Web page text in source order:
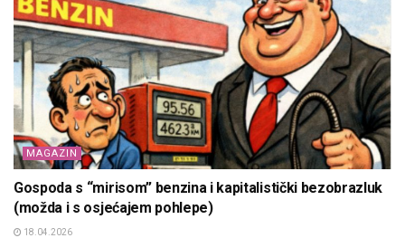
MAGAZIN
Gospoda s “mirisom” benzina i kapitalistički bezobrazluk
(možda i s osjećajem pohlepe)
18.04.2026